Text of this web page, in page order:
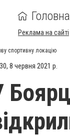
Головна
Реклама на сайті
спортивну локацію
8 червня 2021 р.